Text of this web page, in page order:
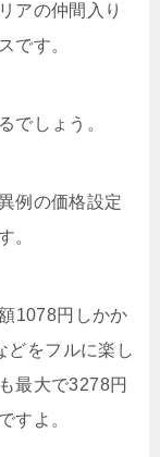
アの仲間入り
です。
でしょう。
例の価格設定
。
1078円しかか
どをフルに楽し
最大で3278円
すよ。